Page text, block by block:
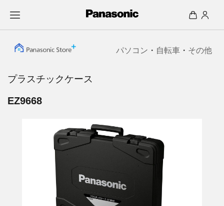
パソコン ・ 自転車 ・ その他
プラスチックケース
EZ9668